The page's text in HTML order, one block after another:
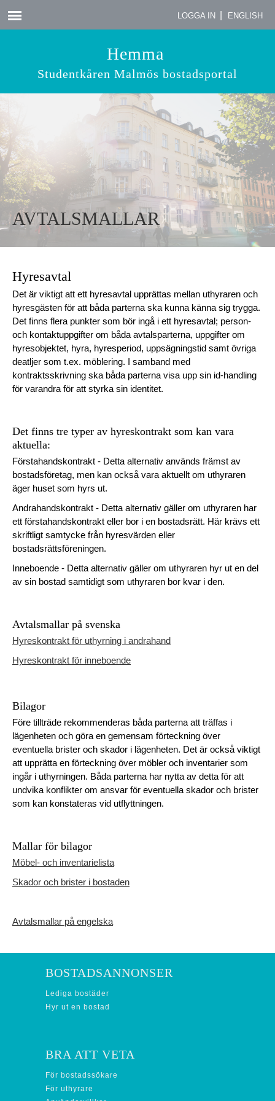
Hemma
Studentkåren Malmös bostadsportal
LOGGA IN ENGLISH
AVTALSMALLAR
Hyresavtal
Det är viktigt att ett hyresavtal upprättas mellan uthyraren och
hyresgästen för att båda parterna ska kunna känna sig trygga.
Det finns flera punkter som bör ingå i ett hyresavtal; person-
och kontaktuppgifter om båda avtalsparterna, uppgifter om
hyresobjektet, hyra, hyresperiod, uppsägningstid samt övriga
deatljer som t.ex. möblering. I samband med
kontraktsskrivning ska båda parterna visa upp sin id-handling
för varandra för att styrka sin identitet.
Det finns tre typer av hyreskontrakt som kan vara
aktuella:
Förstahandskontrakt - Detta alternativ används främst av
bostadsföretag, men kan också vara aktuellt om uthyraren
äger huset som hyrs ut.
Andrahandskontrakt - Detta alternativ gäller om uthyraren har
ett förstahandskontrakt eller bor i en bostadsrätt. Här krävs ett
skriftligt samtycke från hyresvärden eller
bostadsrättsföreningen.
Inneboende - Detta alternativ gäller om uthyraren hyr ut en del
av sin bostad samtidigt som uthyraren bor kvar i den.
Avtalsmallar på svenska
Hyreskontrakt för uthyrning i andrahand
Hyreskontrakt för inneboende
Bilagor
Före tillträde rekommenderas båda parterna att träffas i
lägenheten och göra en gemensam förteckning över
eventuella brister och skador i lägenheten. Det är också viktigt
att upprätta en förteckning över möbler och inventarier som
ingår i uthyrningen. Båda parterna har nytta av detta för att
undvika konflikter om ansvar för eventuella skador och brister
som kan konstateras vid utflyttningen.
Mallar för bilagor
Möbel- och inventarielista
Skador och brister i bostaden
Avtalsmallar på engelska
BOSTADSANNONSER
Lediga bostäder
Hyr ut en bostad
BRA ATT VETA
För bostadssökare
För uthyrare